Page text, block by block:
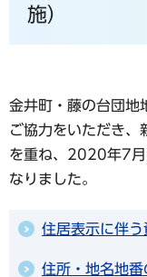
施）
金井町・藤の台団
ご協力をいただき、
を重ね、2020年7月
なりました。
住居表示に伴
住所・地名地